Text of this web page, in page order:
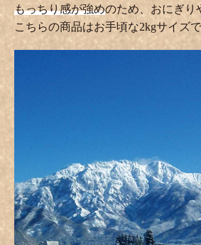
もっちり感が強めのため、おにぎり
こちらの商品はお手頃な2kgサイズで